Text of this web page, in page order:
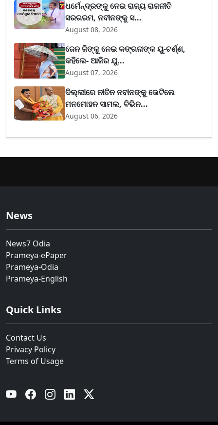
ଧର୍ମେନ୍ଦ୍ରଙ୍କୁ ନେଇ ରାଜ୍ୟ ରାଜନୀତି
ସରଗରମ, ନବୀନଙ୍କୁ ସ...
August 08, 2026
ଜେନ ଜିଙ୍କୁ ନେଇ କଙ୍ଗନାଙ୍କ ୟୁ-ଟର୍ଣ୍ଣ,
କହିଲେ- ଆଜିର ଯୁ...
August 07, 2026
ଦିଲ୍ଲୀରେ ନୀତିନ ନବୀନଙ୍କୁ ଭେଟିଲେ
ମନମୋହନ ସାମଲ, ବିଭିନ...
August 06, 2026
News
News7 Odia
Prameya-ePaper
Prameya-Odia
Prameya-English
Quick Links
Contact Us
Privacy Policy
Terms of Usage
YouTube Facebook Instagram Linkedin